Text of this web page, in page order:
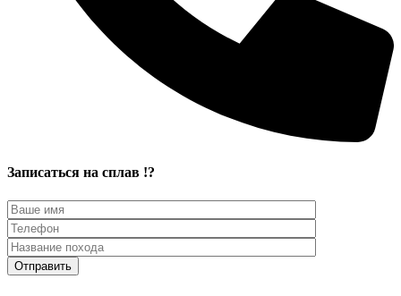
Записаться на сплав !?